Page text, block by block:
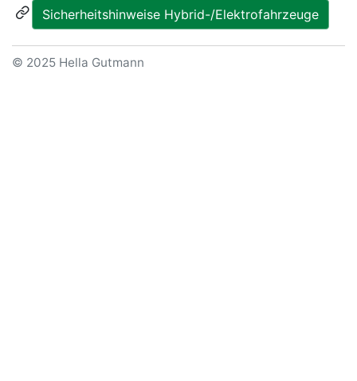
Sicherheitshinweise Hybrid-/Elektrofahrzeuge
© 2025 Hella Gutmann